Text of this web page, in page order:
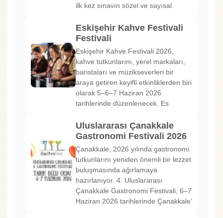
ilk kez sınavın sözel ve sayısal
Eskişehir Kahve Festivali
Festivali
Eskişehir Kahve Festivali 2026,
kahve tutkunlarını, yerel markaları,
baristaları ve müzikseverleri bir
araya getiren keyifli etkinliklerden biri
olarak 5–6–7 Haziran 2026
tarihlerinde düzenlenecek. Es
Uluslararası Çanakkale
Gastronomi Festivali 2026
Çanakkale, 2026 yılında gastronomi
tutkunlarını yeniden önemli bir lezzet
buluşmasında ağırlamaya
hazırlanıyor. 4. Uluslararası
Çanakkale Gastronomi Festivali, 6–7
Haziran 2026 tarihlerinde Çanakkale’